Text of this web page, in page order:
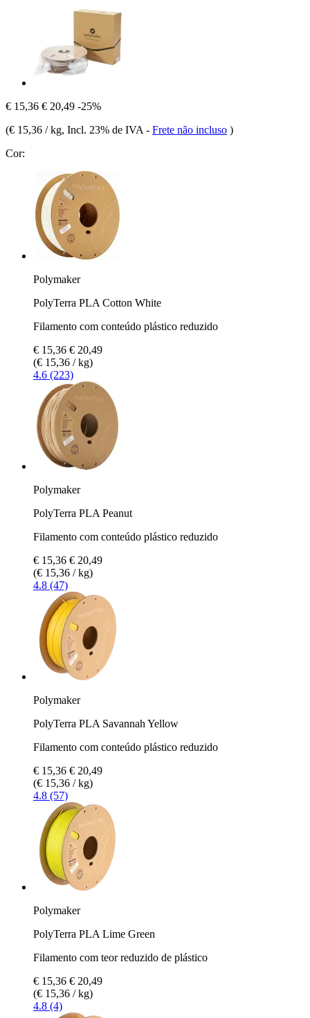
€ 15,36 € 20,49 -25%
(€ 15,36 / kg, Incl. 23% de IVA - Frete não incluso )
Cor:
Polymaker
PolyTerra PLA Cotton White
Filamento com conteúdo plástico reduzido
€ 15,36 € 20,49
(€ 15,36 / kg)
4.6 (223)
Polymaker
PolyTerra PLA Peanut
Filamento com conteúdo plástico reduzido
€ 15,36 € 20,49
(€ 15,36 / kg)
4.8 (47)
Polymaker
PolyTerra PLA Savannah Yellow
Filamento com conteúdo plástico reduzido
€ 15,36 € 20,49
(€ 15,36 / kg)
4.8 (57)
Polymaker
PolyTerra PLA Lime Green
Filamento com teor reduzido de plástico
€ 15,36 € 20,49
(€ 15,36 / kg)
4.8 (4)